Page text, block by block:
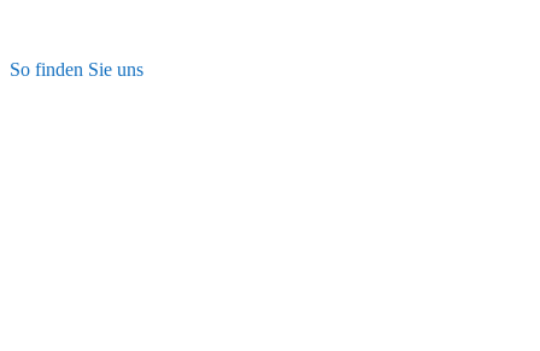
So finden Sie uns